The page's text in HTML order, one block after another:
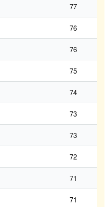
77
76
76
75
74
73
73
72
71
71